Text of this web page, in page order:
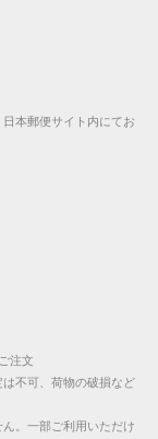
本郵便サイト内にてお
注文
不可、荷物の破損など
。一部ご利用いただけ